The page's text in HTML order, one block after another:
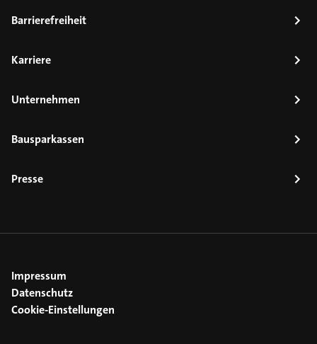
Barrierefreiheit
Karriere
Unternehmen
Bausparkassen
Presse
Impressum
Datenschutz
Cookie-Einstellungen